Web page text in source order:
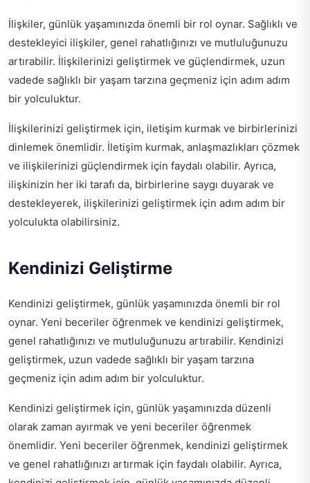
İlişkiler, günlük yaşamınızda önemli bir rol oynar. Sağlıklı ve
destekleyici ilişkiler, genel rahatlığınızı ve mutluluğunuzu
artırabilir. İlişkilerinizi geliştirmek ve güçlendirmek, uzun
vadede sağlıklı bir yaşam tarzına geçmeniz için adım adım
bir yolculuktur.
İlişkilerinizi geliştirmek için, iletişim kurmak ve birbirlerinizi
dinlemek önemlidir. İletişim kurmak, anlaşmazlıkları çözmek
ve ilişkilerinizi güçlendirmek için faydalı olabilir. Ayrıca,
ilişkinizin her iki tarafı da, birbirlerine saygı duyarak ve
destekleyerek, ilişkilerinizi geliştirmek için adım adım bir
yolculukta olabilirsiniz.
Kendinizi Geliştirme
Kendinizi geliştirmek, günlük yaşamınızda önemli bir rol
oynar. Yeni beceriler öğrenmek ve kendinizi geliştirmek,
genel rahatlığınızı ve mutluluğunuzu artırabilir. Kendinizi
geliştirmek, uzun vadede sağlıklı bir yaşam tarzına
geçmeniz için adım adım bir yolculuktur.
Kendinizi geliştirmek için, günlük yaşamınızda düzenli
olarak zaman ayırmak ve yeni beceriler öğrenmek
önemlidir. Yeni beceriler öğrenmek, kendinizi geliştirmek
ve genel rahatlığınızı artırmak için faydalı olabilir. Ayrıca,